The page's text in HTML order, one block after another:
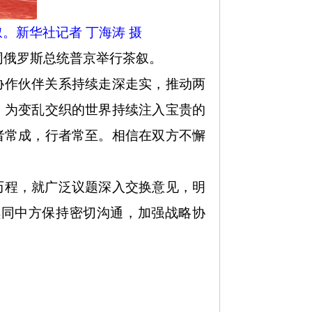
新华社记者 丁海涛 摄
罗斯总统普京举行茶叙。
伙伴关系持续走深走实，推动两
变乱交织的世界持续注入宝贵的
成，行者常至。相信在双方不懈
，就广泛议题深入交换意见，明
中方保持密切沟通，加强战略协